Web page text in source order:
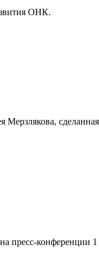
ОНК.
пресс-конференции